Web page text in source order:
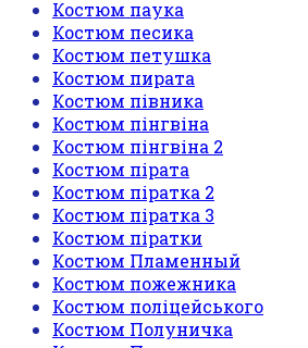
Костюм паука
Костюм песика
Костюм петушка
Костюм пирата
Костюм півника
Костюм пінгвіна
Костюм пінгвіна 2
Костюм пірата
Костюм піратка 2
Костюм піратка 3
Костюм піратки
Костюм Пламенный
Костюм пожежника
Костюм поліцейського
Костюм Полуничка